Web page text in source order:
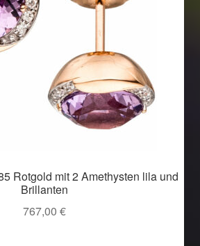
Rotgold mit 2 Amethysten lila und
Brillanten
767,00 €